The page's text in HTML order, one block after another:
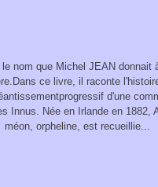
nom que Michel JEAN donnait
ce livre, il raconte
d'une
Innus. Née en Irlande en 1882,
méon, orpheline, est recueillie...